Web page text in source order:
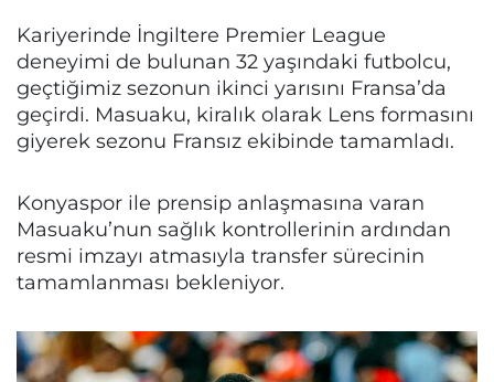
Kariyerinde İngiltere Premier League
deneyimi de bulunan 32 yaşındaki futbolcu,
geçtiğimiz sezonun ikinci yarısını Fransa’da
geçirdi. Masuaku, kiralık olarak Lens formasını
giyerek sezonu Fransız ekibinde tamamladı.
Konyaspor ile prensip anlaşmasına varan
Masuaku’nun sağlık kontrollerinin ardından
resmi imzayı atmasıyla transfer sürecinin
tamamlanması bekleniyor.